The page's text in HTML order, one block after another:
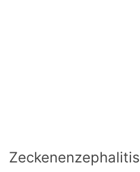
Zeckenenzephalitis